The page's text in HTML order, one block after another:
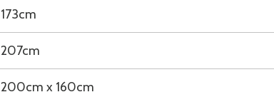
173cm
207cm
200cm x 160cm